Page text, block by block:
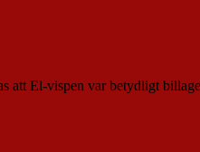
att El-vispen var betydligt